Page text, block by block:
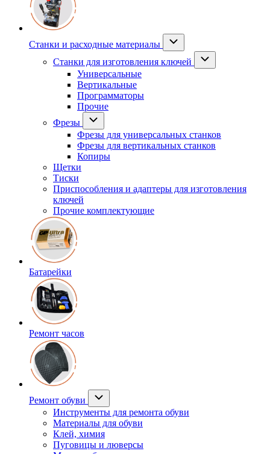
Станки и расходные материалы
Станки для изготовления ключей
Универсальные
Вертикальные
Программаторы
Прочие
Фрезы
Фрезы для универсальных станков
Фрезы для вертикальных станков
Копиры
Щетки
Тиски
Приспособления и адаптеры для изготовления
ключей
Прочие комплектующие
Батарейки
Ремонт часов
Ремонт обуви
Инструменты для ремонта обуви
Материалы для обуви
Клей, химия
Пуговицы и люверсы